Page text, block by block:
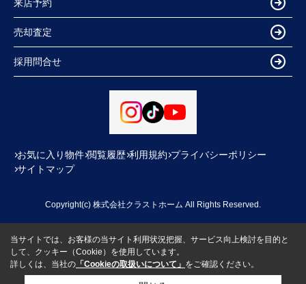
来店予約
売却査定
採用問合せ
お気に入り物件 閲覧履歴 利用規約 プライバシーポリシー
サイトマップ
Copyright(c) 株式会社クラストホーム All Rights Reserved.
当サイトでは、お客様の当サイト利用状況把握、サービス向上検討を目的と
して、クッキー（Cookie）を使用しています。
詳しくは、当社の 「Cookieの取扱いについて」 をご確認ください。